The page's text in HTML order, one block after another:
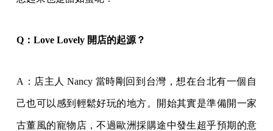
Q：Love Lovely 開店的起源？
A：店主人 Nancy 當時剛回到台灣，想在台北有一個自
己也可以感到輕鬆好玩的地方。開始其實是準備開一家
古董風的寵物店，不過歐洲採購途中發生超乎預期的意